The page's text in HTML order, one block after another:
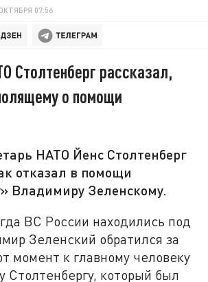
07:56
Столтенберг рассказал,
о помощи
НАТО Йенс Столтенберг
отказал в помощи
Владимиру Зеленскому.
ВС России находились под
Зеленский обратился за
момент к главному человеку
Столтенбергу, который был